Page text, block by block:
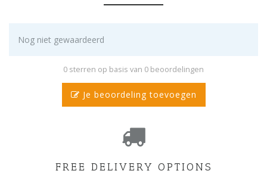
Nog niet gewaardeerd
0 sterren op basis van 0 beoordelingen
Je beoordeling toevoegen
FREE DELIVERY OPTIONS